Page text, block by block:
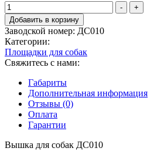
Количество
товара
Вышка
для
собак
ДС010
-
+
Добавить в корзину
Заводской номер: ДС010
Категории:
Площадки для собак
Свяжитесь с нами:
Габариты
Дополнительная информация
Отзывы (0)
Оплата
Гарантии
Вышка для собак ДС010